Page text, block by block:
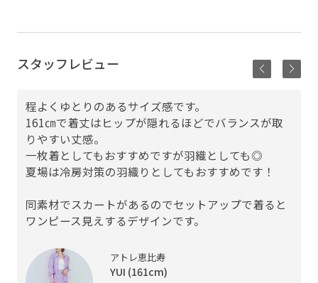
スタッフレビュー
程よくゆとりのあるサイズ感です。
161㎝で着丈はヒップが隠れるほどでバランスが取
りやすい丈感。
一枚着としてもおすすめですが羽織としても◎
夏場は冷房対策の羽織りとしてもおすすめです！
同素材でスカートがあるのでセットアップで着ると
ワンピース見えするデザインです。
アトレ恵比寿
YUI (161cm)